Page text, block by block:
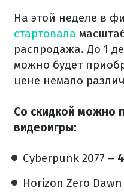
На этой неделе в
стартовала
распродажа. До 1
можно будет
цене немало
Со скидкой можно
видеоигры:
Cyberpunk 2077 –
Horizon Zero